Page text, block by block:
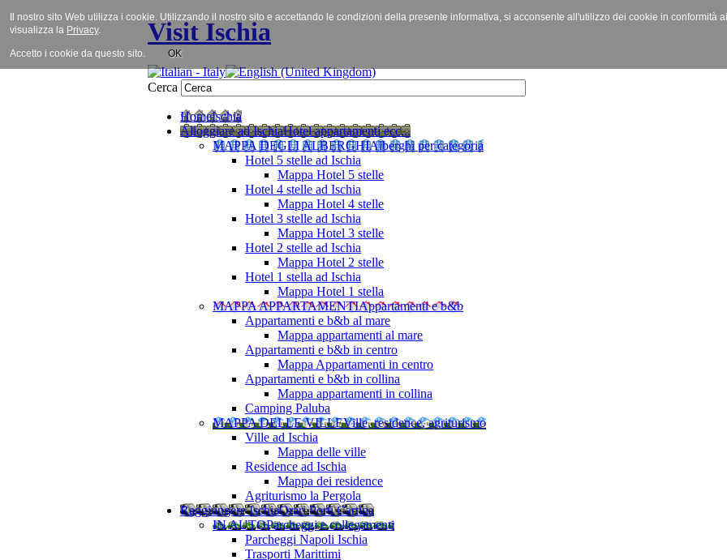
Visit Ischia
Cerca
HomeIschia
Alloggiare ad IschiaHotel appartamenti ecc...
MAPPA DEGLI ALBERGHIAlberghi per categoria
Hotel 5 stelle ad Ischia
Mappa Hotel 5 stelle
Hotel 4 stelle ad Ischia
Mappa Hotel 4 stelle
Hotel 3 stelle ad Ischia
Mappa Hotel 3 stelle
Hotel 2 stelle ad Ischia
Mappa Hotel 2 stelle
Hotel 1 stella ad Ischia
Mappa Hotel 1 stella
MAPPA APPARTAMENTIAppartamenti e b&b
Appartamenti e b&b al mare
Mappa appartamenti al mare
Appartamenti e b&b in centro
Mappa Appartamenti in centro
Appartamenti e b&b in collina
Mappa appartamenti in collina
Camping Paluba
MAPPA DELLE VILLEVille, residence, agriturismo
Ville ad Ischia
Mappa delle ville
Residence ad Ischia
Mappa dei residence
Agriturismo la Pergola
Raggiungere IschiaOrari Porti Cartina
IN AUTOParcheggi e collegamenti
Parcheggi Napoli Ischia
Trasporti Marittimi
Il nostro sito Web utilizza i cookie. Utilizzando il nostro sito e accettando le condizioni della presente informativa, si acconsente all'utilizzo dei cookie in
visualizza la Privacy.
Accetto i cookie da questo sito. OK